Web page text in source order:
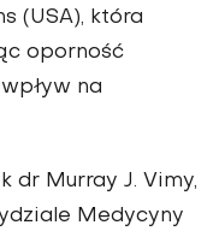
(USA), która
oporność
na
dr Murray J. Vimy,
Medycyny